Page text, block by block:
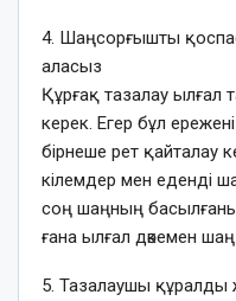
4. Шаңсорғышты
аласыз
Құрғақ тазалау
керек. Егер бұл
бірнеше рет қайталау
кілемдер мен еденді
соң шаңның
ғана ылғал дәкемен шаң
5. Тазалаушы құралды